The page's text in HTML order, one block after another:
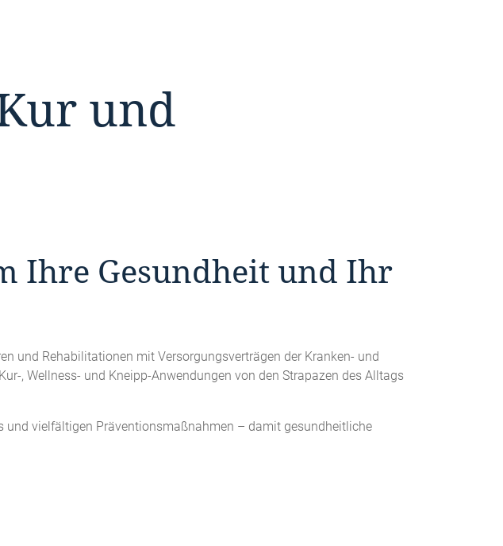
und
Ihre Gesundheit und Ihr
und Rehabilitationen mit Versorgungsverträgen der Kranken- und
, Wellness- und Kneipp-Anwendungen von den Strapazen des Alltags
und vielfältigen Präventionsmaßnahmen – damit gesundheitliche